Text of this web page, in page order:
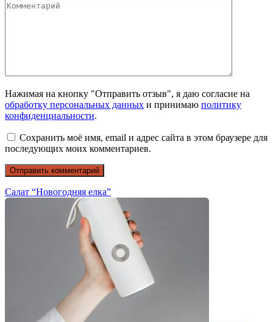
Нажимая на кнопку "Отправить отзыв", я даю согласие на
обработку персональных данных и принимаю политику
конфиденциальности.
Сохранить моё имя, email и адрес сайта в этом браузере для
последующих моих комментариев.
Салат “Новогодняя елка”